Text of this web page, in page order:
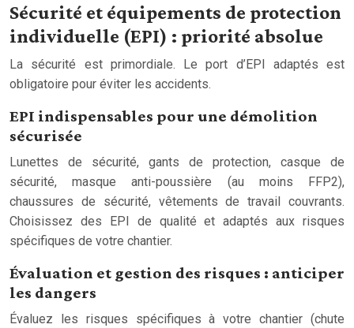
Sécurité et équipements de protection
individuelle (EPI) : priorité absolue
La sécurité est primordiale. Le port d’EPI adaptés est
obligatoire pour éviter les accidents.
EPI indispensables pour une démolition
sécurisée
Lunettes de sécurité, gants de protection, casque de
sécurité, masque anti-poussière (au moins FFP2),
chaussures de sécurité, vêtements de travail couvrants.
Choisissez des EPI de qualité et adaptés aux risques
spécifiques de votre chantier.
Évaluation et gestion des risques : anticiper
les dangers
Évaluez les risques spécifiques à votre chantier (chute